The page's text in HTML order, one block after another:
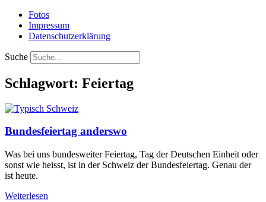
Fotos
Impressum
Datenschutzerklärung
Suche
Schlagwort: Feiertag
Bundesfeiertag anderswo
Was bei uns bundesweiter Feiertag, Tag der Deutschen Einheit oder
sonst wie heisst, ist in der Schweiz der Bundesfeiertag. Genau der
ist heute.
Weiterlesen